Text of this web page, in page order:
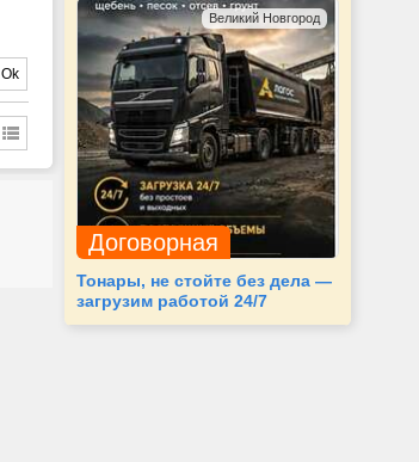
Великий Новгород
Договорная
Тонары, не стойте без дела —
загрузим работой 24/7
Ok